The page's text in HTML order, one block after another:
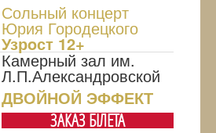
Сольный концерт
Юрия Городецкого
Узрoст 12+
Камерный зал им.
Л.П.Александровской
ДВОЙНОЙ ЭФФЕКТ
ЗАКАЗ БIЛЕТА